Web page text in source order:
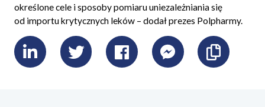
określone cele i sposoby pomiaru uniezależniania się
od importu krytycznych leków– dodał prezes Polpharmy.
LinkedInTwitterFacebookMessenger